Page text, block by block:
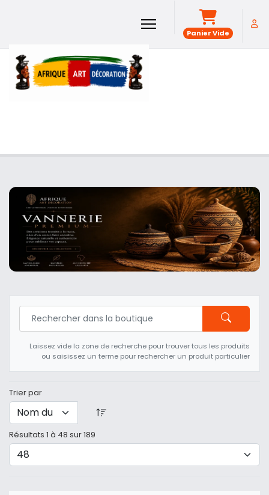
Panier Vide
Laissez vide la zone de recherche pour trouver tous les produits
ou saisissez un terme pour rechercher un produit particulier
Trier par
Résultats 1 à 48 sur 189